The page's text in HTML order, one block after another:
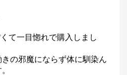
て一目惚れで購入しまし
の邪魔にならず体に馴染ん